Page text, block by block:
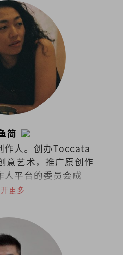
简
作人。创办Toccata
意艺术，推广原创作
人平台的委员会成
家艺术委员会挑选为
更多